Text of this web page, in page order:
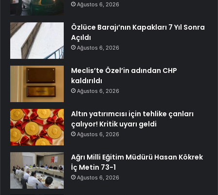
Ağustos 6, 2026
Özlüce Barajı’nın Kapakları 7 Yıl Sonra
Açıldı
Ağustos 6, 2026
Meclis’te Özel’in adından CHP
kaldırıldı
Ağustos 6, 2026
Altın yatırımcısı için tehlike çanları
çalıyor! Kritik uyarı geldi
Ağustos 6, 2026
Ağrı Milli Eğitim Müdürü Hasan Kökrek
İç Metin 73-1
Ağustos 6, 2026